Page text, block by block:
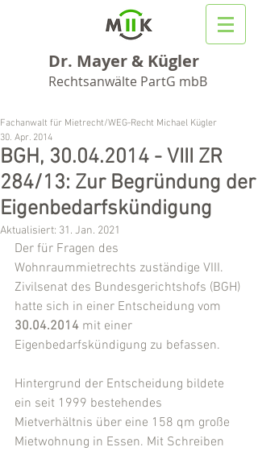
Dr. Mayer & Kügler
Rechtsanwälte PartG mbB
BGH, 30.04.2014 - VIII ZR
284/13: Zur Begründung der
Eigenbedarfskündigung
Fachanwalt für Mietrecht/WEG-Recht Michael Kügler
30. Apr. 2014
Aktualisiert: 31. Jan. 2021
Der für Fragen des
Wohnraummietrechts zuständige VIII.
Zivilsenat des Bundesgerichtshofs (BGH)
hatte sich in einer Entscheidung vom
30.04.2014 mit einer
Eigenbedarfskündigung zu befassen.
Hintergrund der Entscheidung bildete
ein seit 1999 bestehendes
Mietverhältnis über eine 158 qm große
Mietwohnung in Essen. Mit Schreiben